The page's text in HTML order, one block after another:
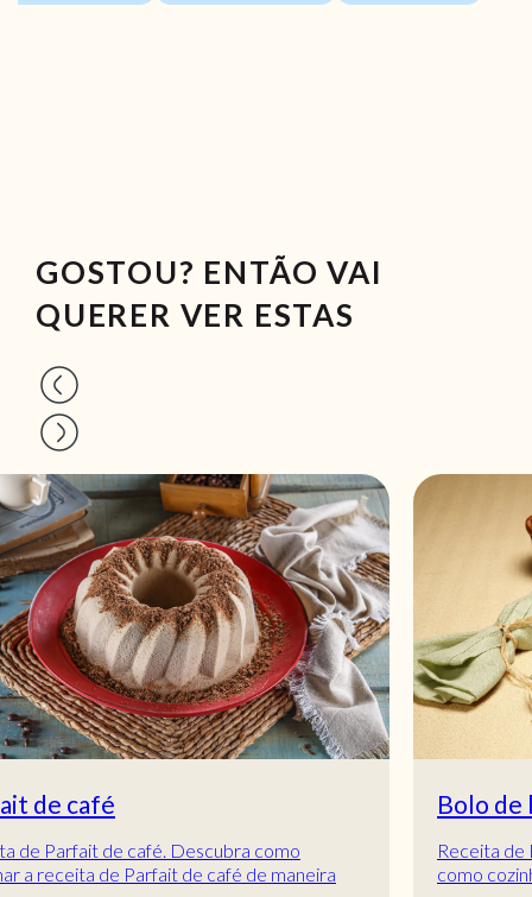
GOSTOU? ENTÃO VAI
QUERER VER ESTAS
Bolo de leite molhadinho
Receita de Bolo de leite molhadinho. Descubra
como cozinhar a receita de Bolo de leite